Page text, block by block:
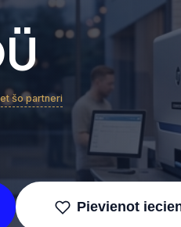
šo partneri
Pievienot